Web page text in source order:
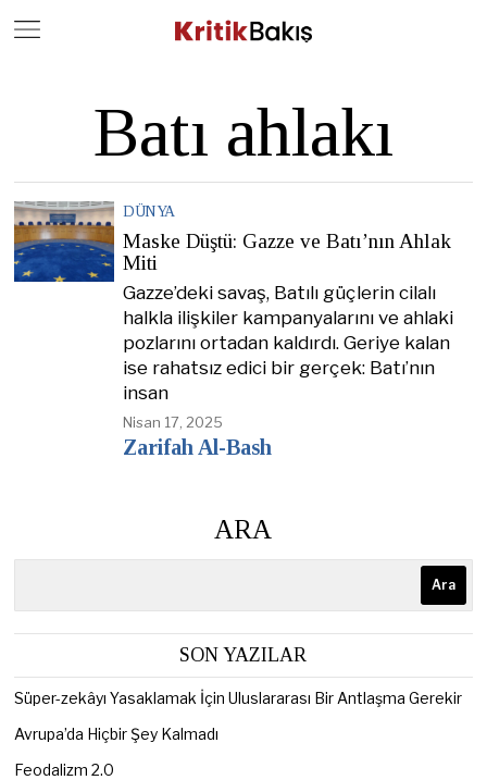
Batı ahlakı
DÜNYA
Maske Düştü: Gazze ve Batı’nın Ahlak
Miti
Gazze’deki savaş, Batılı güçlerin cilalı
halkla ilişkiler kampanyalarını ve ahlaki
pozlarını ortadan kaldırdı. Geriye kalan
ise rahatsız edici bir gerçek: Batı’nın
insan
Nisan 17, 2025
Zarifah Al-Bash
ARA
Ara
SON YAZILAR
Süper-zekâyı Yasaklamak İçin Uluslararası Bir Antlaşma Gerekir
Avrupa’da Hiçbir Şey Kalmadı
Feodalizm 2.0